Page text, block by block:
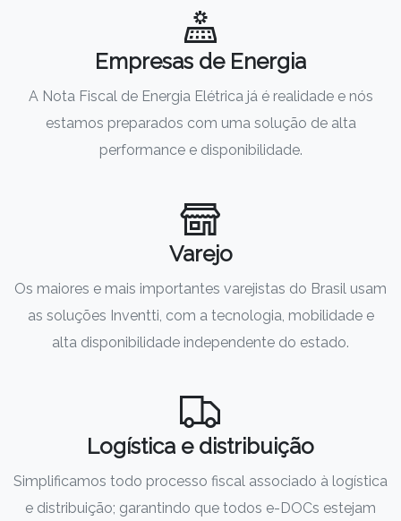
Empresas de Energia
A Nota Fiscal de Energia Elétrica já é realidade e nós
estamos preparados com uma solução de alta
performance e disponibilidade.
Varejo
Os maiores e mais importantes varejistas do Brasil usam
as soluções Inventti, com a tecnologia, mobilidade e
alta disponibilidade independente do estado.
Logística e distribuição
Simplificamos todo processo fiscal associado à logística
e distribuição; garantindo que todos e-DOCs estejam